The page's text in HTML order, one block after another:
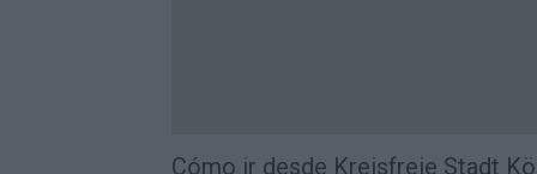
Cómo ir desde Kreisfreie Stadt